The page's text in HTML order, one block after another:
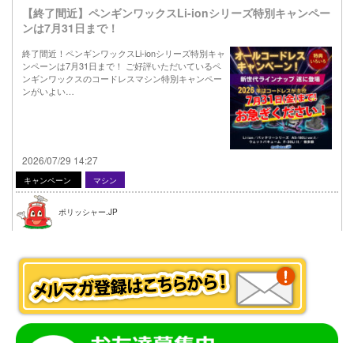
【終了間近】ペンギンワックスLi-ionシリーズ特別キャンペー
ンは7月31日まで！
終了間近！ペンギンワックスLi-ionシリーズ特別キャ
ンペーンは7月31日まで！ ご好評いただいているペ
ンギンワックスのコードレスマシン特別キャンペー
ンがいよい…
2026/07/29 14:27
キャンペーン マシン
ポリッシャー.JP